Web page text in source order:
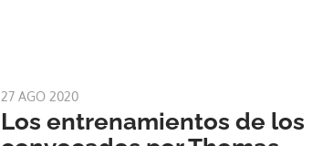
27 AGO 2020
Los entrenamientos de los